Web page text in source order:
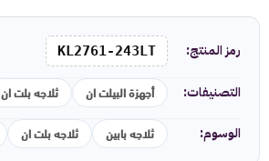
رمز المنتج: KL2761-243LT
التصنيفات: أجهزة البيلت ان ثلاجه بلت ان
الوسوم: ثلاجه بابين ثلاجه بلت ان